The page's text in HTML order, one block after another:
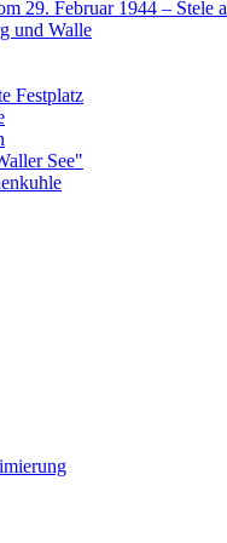
29. Februar 1944 – Stele
und Walle
Festplatz
See"